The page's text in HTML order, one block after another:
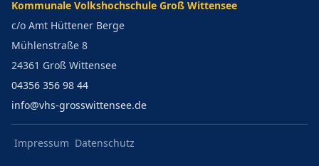
Kommunale Volkshochschule Groß Wittensee
c/o Amt Hüttener Berge
Mühlenstraße 8
24361 Groß Wittensee
04356 356 98 44
info@vhs-grosswittensee.de
Impressum Datenschutz